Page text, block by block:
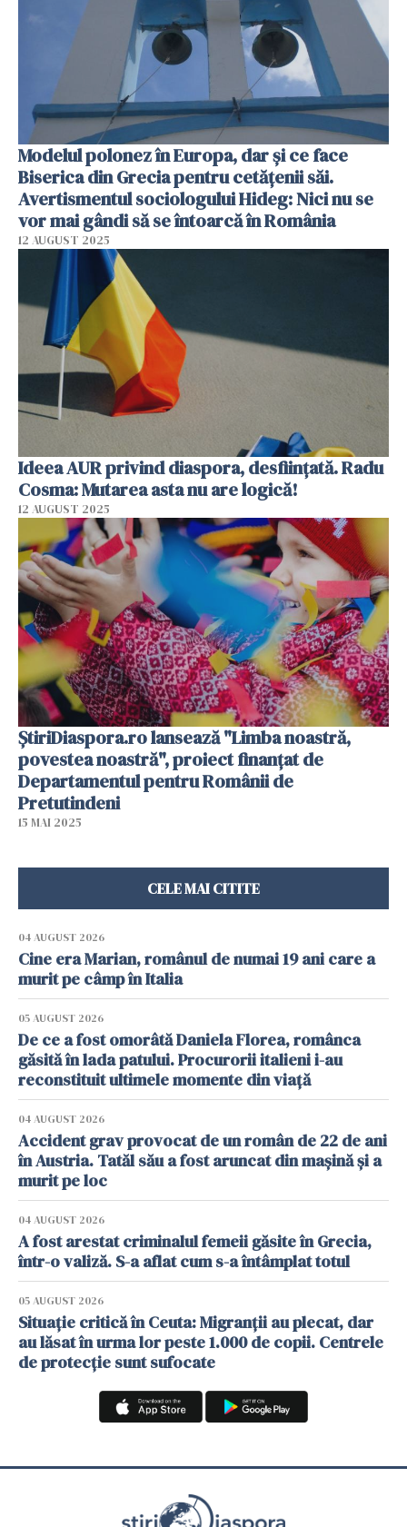
Modelul polonez în Europa, dar și ce face
Biserica din Grecia pentru cetățenii săi.
Avertismentul sociologului Hideg: Nici nu se
vor mai gândi să se întoarcă în România
12 AUGUST 2025
Ideea AUR privind diaspora, desființată. Radu
Cosma: Mutarea asta nu are logică!
12 AUGUST 2025
ȘtiriDiaspora.ro lansează "Limba noastră,
povestea noastră", proiect finanțat de
Departamentul pentru Românii de
Pretutindeni
15 MAI 2025
CELE MAI CITITE
04 AUGUST 2026
Cine era Marian, românul de numai 19 ani care a
murit pe câmp în Italia
05 AUGUST 2026
De ce a fost omorâtă Daniela Florea, românca
găsită în lada patului. Procurorii italieni i-au
reconstituit ultimele momente din viață
04 AUGUST 2026
Accident grav provocat de un român de 22 de ani
în Austria. Tatăl său a fost aruncat din mașină și a
murit pe loc
04 AUGUST 2026
A fost arestat criminalul femeii găsite în Grecia,
într-o valiză. S-a aflat cum s-a întâmplat totul
05 AUGUST 2026
Situație critică în Ceuta: Migranții au plecat, dar
au lăsat în urma lor peste 1.000 de copii. Centrele
de protecție sunt sufocate